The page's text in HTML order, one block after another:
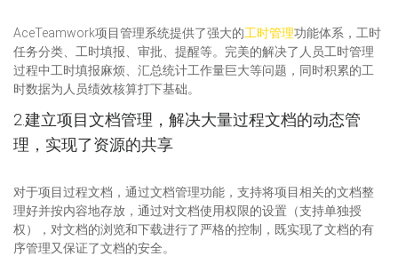
AceTeamwork项目管理系统提供了强大的工时管理功能体系，工时
任务分类、工时填报、审批、提醒等。完美的解决了人员工时管理
过程中工时填报麻烦、汇总统计工作量巨大等问题，同时积累的工
时数据为人员绩效核算打下基础。
2.建立项目文档管理，解决大量过程文档的动态管
理，实现了资源的共享
对于项目过程文档，通过文档管理功能，支持将项目相关的文档整
理好并按内容地存放，通过对文档使用权限的设置（支持单独授
权），对文档的浏览和下载进行了严格的控制，既实现了文档的有
序管理又保证了文档的安全。